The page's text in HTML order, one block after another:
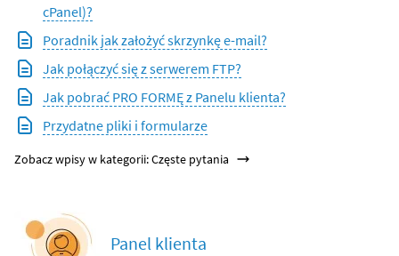
cPanel)?
Poradnik jak założyć skrzynkę e-mail?
Jak połączyć się z serwerem FTP?
Jak pobrać PRO FORMĘ z Panelu klienta?
Przydatne pliki i formularze
Zobacz wpisy w kategorii: Częste pytania
Panel klienta